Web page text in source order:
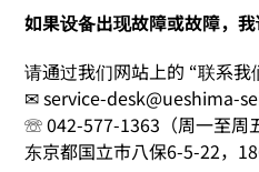
如果设备出现故障或故障，我
请通过我们网站上的 “联系我
✉ service-desk@ueshima-
☏ 042-577-1363（周一至周
东京都国立市八保6-5-22，